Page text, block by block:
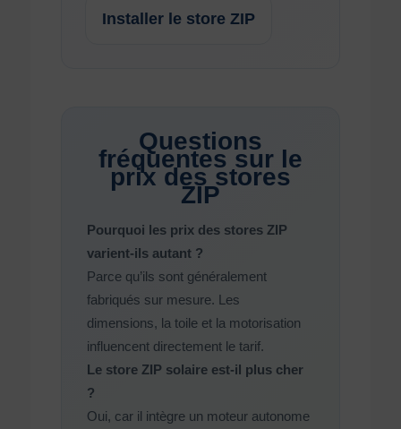
Installer le store ZIP
Questions
fréquentes sur le
prix des stores
ZIP
Pourquoi les prix des stores ZIP
varient-ils autant ?
Parce qu’ils sont généralement
fabriqués sur mesure. Les
dimensions, la toile et la motorisation
influencent directement le tarif.
Le store ZIP solaire est-il plus cher
?
Oui, car il intègre un moteur autonome